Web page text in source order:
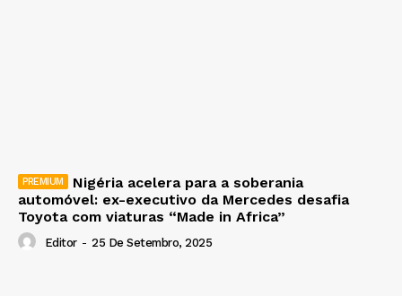
Nigéria acelera para a soberania
automóvel: ex-executivo da Mercedes desafia
Toyota com viaturas “Made in Africa”
Editor - 25 De Setembro, 2025